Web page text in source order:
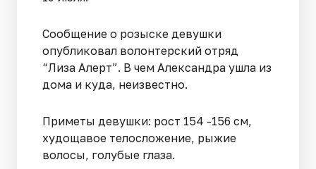
Сообщение о розыске девушки
опубликовал волонтерский отряд
“Лиза Алерт”. В чем Александра ушла из
дома и куда, неизвестно.
Приметы девушки: рост 154 -156 см,
худощавое телосложение, рыжие
волосы, голубые глаза.